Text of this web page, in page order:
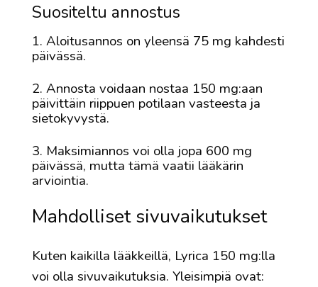
Suositeltu annostus
Aloitusannos on yleensä 75 mg kahdesti
päivässä.
Annosta voidaan nostaa 150 mg:aan
päivittäin riippuen potilaan vasteesta ja
sietokyvystä.
Maksimiannos voi olla jopa 600 mg
päivässä, mutta tämä vaatii lääkärin
arviointia.
Mahdolliset sivuvaikutukset
Kuten kaikilla lääkkeillä, Lyrica 150 mg:lla
voi olla sivuvaikutuksia. Yleisimpiä ovat: